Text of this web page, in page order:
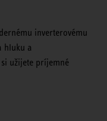
inverterovému
hluku a
užijete príjemné